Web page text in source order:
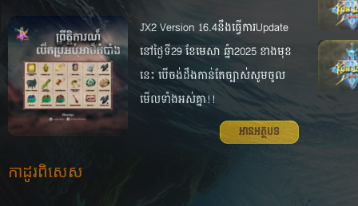
JX2 Version 16.4នឹងធ្វើការUpdate
នៅថ្ងៃទី29 ខែមេសា ឆ្នំា2025 ខាងមុខ
នេះ បើចង់ដឹងកាន់តែច្បាស់សូមចូល
មើលទាំងអស់គ្នា!!
អានអត្ថបទ
កាដូរពិសេស